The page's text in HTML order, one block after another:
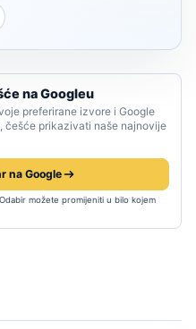
na Googleu
preferirane izvore i Google
češće prikazivati naše najnovije
na Google
možete promijeniti u bilo kojem